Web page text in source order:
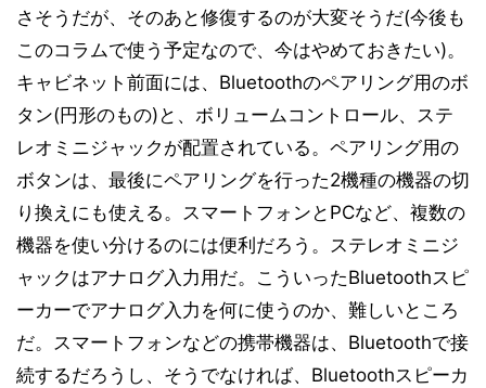
さそうだが、そのあと修復するのが大変そうだ(今後も
このコラムで使う予定なので、今はやめておきたい)。
キャビネット前面には、Bluetoothのペアリング用のボ
タン(円形のもの)と、ボリュームコントロール、ステ
レオミニジャックが配置されている。ペアリング用の
ボタンは、最後にペアリングを行った2機種の機器の切
り換えにも使える。スマートフォンとPCなど、複数の
機器を使い分けるのには便利だろう。ステレオミニジ
ャックはアナログ入力用だ。こういったBluetoothスピ
ーカーでアナログ入力を何に使うのか、難しいところ
だ。スマートフォンなどの携帯機器は、Bluetoothで接
続するだろうし、そうでなければ、Bluetoothスピーカ